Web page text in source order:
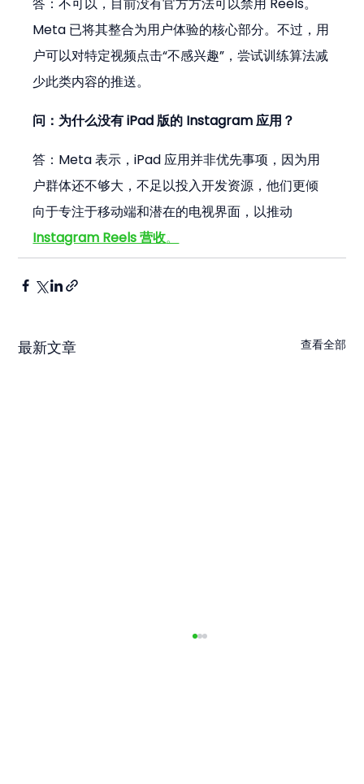
Meta 已将其整合为用户体验的核心部分。不过，用
户可以对特定视频点击“不感兴趣”，尝试训练算法减
少此类内容的推送。
问：为什么没有 iPad 版的 Instagram 应用？
答：Meta 表示，iPad 应用并非优先事项，因为用
户群体还不够大，不足以投入开发资源，他们更倾
向于专注于移动端和潜在的电视界面，以推动
Instagram Reels 营收。
最新文章 查看全部